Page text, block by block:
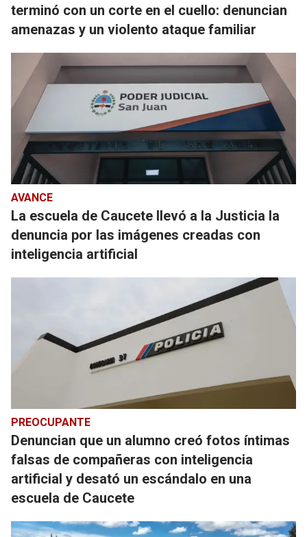
terminó con un corte en el cuello: denuncian
amenazas y un violento ataque familiar
AVANCE
La escuela de Caucete llevó a la Justicia la
denuncia por las imágenes creadas con
inteligencia artificial
PREOCUPANTE
Denuncian que un alumno creó fotos íntimas
falsas de compañeras con inteligencia
artificial y desató un escándalo en una
escuela de Caucete